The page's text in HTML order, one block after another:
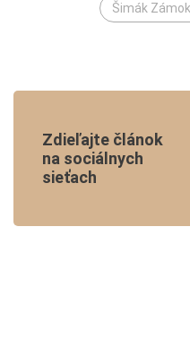
Šimák
Zdieľajte článok
na sociálnych
sieťach